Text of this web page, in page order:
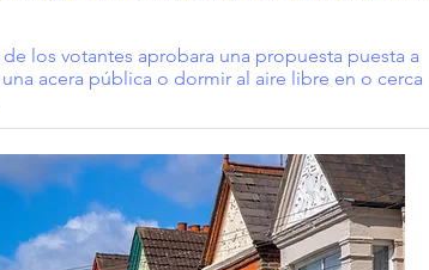
los votantes aprobara una propuesta puesta a
acera pública o dormir al aire libre en o cerca